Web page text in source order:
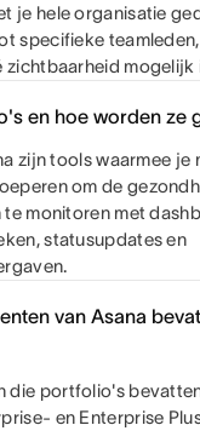
je hele organisatie
specifieke
mogelijk
en hoe worden ze
zijn tools waarmee je
om de
monitoren met
statusupdates en
van Asana
die portfolio's
en Enterprise